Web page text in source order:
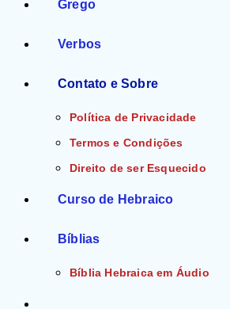
Grego
Verbos
Contato e Sobre
Política de Privacidade
Termos e Condições
Direito de ser Esquecido
Curso de Hebraico
Bíblias
Bíblia Hebraica em Áudio